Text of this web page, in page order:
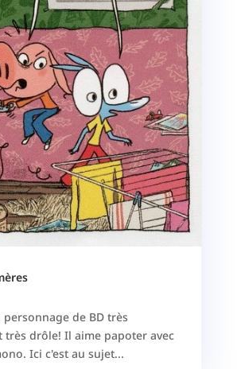
personnage de BD très
très drôle! Il aime papoter avec
Ici c'est au sujet...